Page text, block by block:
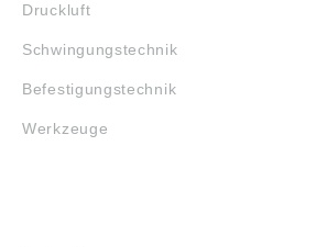
Druckluft
Schwingungstechnik
Befestigungstechnik
Werkzeuge